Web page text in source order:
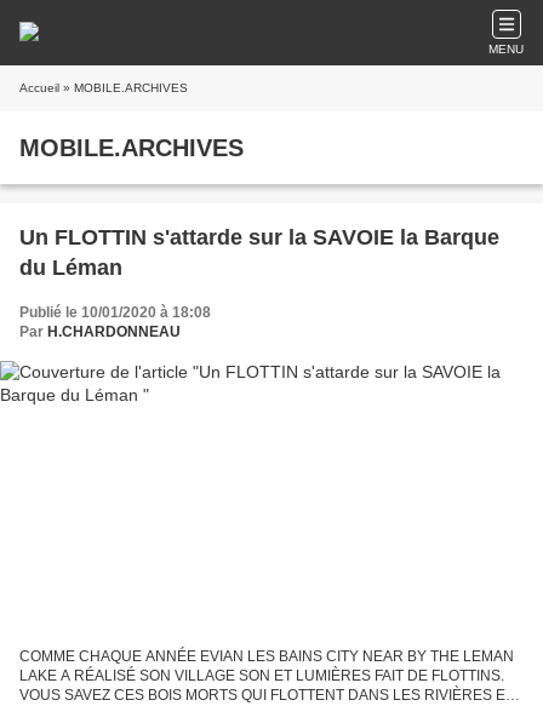
MENU
Accueil » MOBILE.ARCHIVES
MOBILE.ARCHIVES
Un FLOTTIN s'attarde sur la SAVOIE la Barque
du Léman
Publié le 10/01/2020 à 18:08
Par H.CHARDONNEAU
COMME CHAQUE ANNÉE EVIAN LES BAINS CITY NEAR BY THE LEMAN
LAKE A RÉALISÉ SON VILLAGE SON ET LUMIÈRES FAIT DE FLOTTINS.
VOUS SAVEZ CES BOIS MORTS QUI FLOTTENT DANS LES RIVIÈRES ET